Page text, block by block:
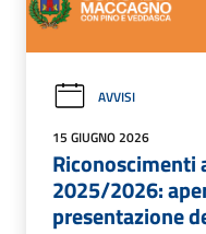
AVVISI
15 GIUGNO 2026
Riconoscimenti
2025/2026:
presentazione